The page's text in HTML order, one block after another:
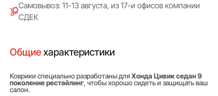
Самовывоз: 11-13 августа, из 17-и офисов компании
СДЕК
Общиехарактеристики
Коврики специально разработаны дляХонда Цивик седан 9
поколение рестайлинг, чтобы хорошо сидеть и защищать ваш
салон.